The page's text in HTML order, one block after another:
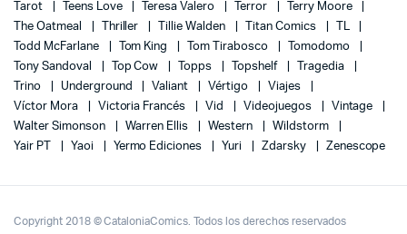
Tarot
Teens Love Teresa Valero Terror
Terry Moore
The Oatmeal
Thriller Tillie Walden Titan Comics
TL
Todd McFarlane
Tom King Tom Tirabosco
Tomodomo
Tony Sandoval
Top Cow Topps Topshelf
Tragedia
Trino
Underground Valiant Vértigo
Viajes
Víctor Mora
Victoria Francés Vid Videojuegos
Vintage
Walter Simonson
Warren Ellis Western
Wildstorm
Yair PT
Yaoi Yermo Ediciones Yuri Zdarsky Zenescope
Copyright 2018 © CataloniaComics. Todos los derechos reservados